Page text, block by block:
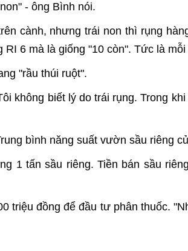
- ông Bình nói.
cành, nhưng trái non thì rụng
6 mà là giống "10 còn". Tức là
"rầu thúi ruột".
không biết lý do trái rụng. Trong
bình năng suất vườn sầu riêng
1 tấn sầu riêng. Tiền bán sầu
triệu đồng để đầu tư phân thuốc.